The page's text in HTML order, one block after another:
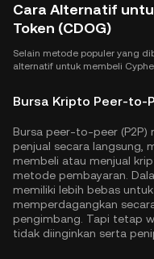
Cara Alternatif
Token (CDOG)
Selain metode populer yang
alternatif untuk membeli
Bursa Kripto Peer-to-
Bursa peer-to-peer (P2P)
penjual secara langsung,
membeli atau menjual
metode pembayaran.
memiliki lebih bebas
memperdagangkan
pengimbang. Tapi tetap
tidak diinginkan serta